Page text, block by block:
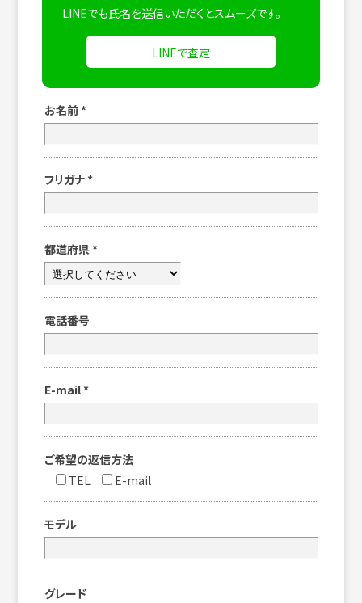
LINEでも氏名を送信いただくとスムーズです。
LINEで査定
お名前 *
フリガナ *
都道府県 *
電話番号
E-mail *
ご希望の返信方法
TEL
E-mail
モデル
グレード